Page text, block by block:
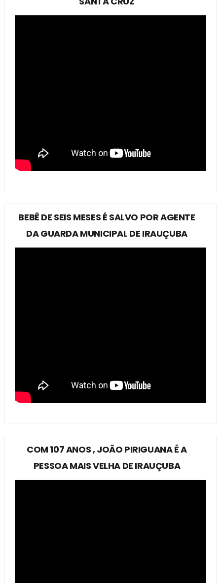
BEBÊ DE SEIS MESES É SALVO POR AGENTE
DA GUARDA MUNICIPAL DE IRAUÇUBA
COM 107 ANOS , JOÃO PIRIGUANA É A
PESSOA MAIS VELHA DE IRAUÇUBA